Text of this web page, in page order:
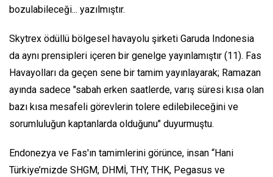
bozulabileceği... yazılmıştır.
Skytrex ödüllü bölgesel havayolu şirketi Garuda Indonesia
da aynı prensipleri içeren bir genelge yayınlamıştır (11). Fas
Havayolları da geçen sene bir tamim yayınlayarak; Ramazan
ayında sadece "sabah erken saatlerde, varış süresi kısa olan
bazı kısa mesafeli görevlerin tolere edilebileceğini ve
sorumluluğun kaptanlarda olduğunu" duyurmuştu.
Endonezya ve Fas'ın tamimlerini görünce, insan “Hani
Türkiye’mizde SHGM, DHMİ, THY, THK, Pegasus ve